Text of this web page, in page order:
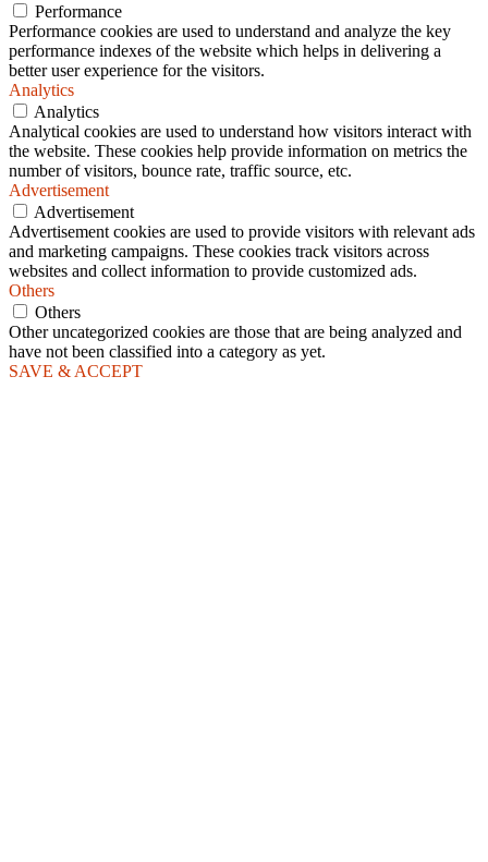
Performance
Performance cookies are used to understand and analyze the key
performance indexes of the website which helps in delivering a
better user experience for the visitors.
Analytics
Analytics
Analytical cookies are used to understand how visitors interact with
the website. These cookies help provide information on metrics the
number of visitors, bounce rate, traffic source, etc.
Advertisement
Advertisement
Advertisement cookies are used to provide visitors with relevant ads
and marketing campaigns. These cookies track visitors across
websites and collect information to provide customized ads.
Others
Others
Other uncategorized cookies are those that are being analyzed and
have not been classified into a category as yet.
SAVE & ACCEPT